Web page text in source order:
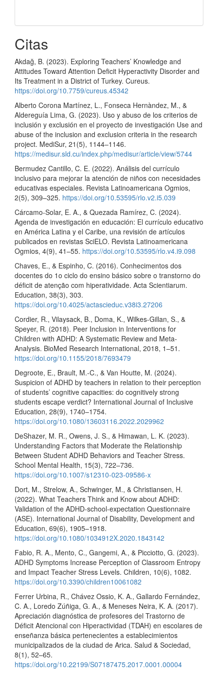
Citas
Akdağ, B. (2023). Exploring Teachers’ Knowledge and
Attitudes Toward Attention Deficit Hyperactivity Disorder and
Its Treatment in a District of Turkey. Cureus.
https://doi.org/10.7759/cureus.45342
Alberto Corona Martínez, L., Fonseca Hernàndez, M., &
Aldereguía Lima, G. (2023). Uso y abuso de los criterios de
inclusión y exclusión en el proyecto de investigación Use and
abuse of the inclusion and exclusion criteria in the research
project. MediSur, 21(5), 1144–1146.
https://medisur.sld.cu/index.php/medisur/article/view/5744
Bermudez Cantillo, C. E. (2022). Análisis del currículo
inclusivo para mejorar la atención de niños con necesidades
educativas especiales. Revista Latinoamericana Ogmios,
2(5), 309–325. https://doi.org/10.53595/rlo.v2.i5.039
Cárcamo-Solar, E. A., & Quezada Ramírez, C. (2024).
Agenda de investigación en educación: El currículo educativo
en América Latina y el Caribe, una revisión de artículos
publicados en revistas SciELO. Revista Latinoamericana
Ogmios, 4(9), 41–55. https://doi.org/10.53595/rlo.v4.i9.098
Chaves, E., & Espinho, C. (2016). Conhecimentos dos
docentes do 1o ciclo do ensino básico sobre o transtorno do
déficit de atenção com hiperatividade. Acta Scientiarum.
Education, 38(3), 303.
https://doi.org/10.4025/actascieduc.v38i3.27206
Cordier, R., Vilaysack, B., Doma, K., Wilkes-Gillan, S., &
Speyer, R. (2018). Peer Inclusion in Interventions for
Children with ADHD: A Systematic Review and Meta-
Analysis. BioMed Research International, 2018, 1–51.
https://doi.org/10.1155/2018/7693479
Degroote, E., Brault, M.-C., & Van Houtte, M. (2024).
Suspicion of ADHD by teachers in relation to their perception
of students’ cognitive capacities: do cognitively strong
students escape verdict? International Journal of Inclusive
Education, 28(9), 1740–1754.
https://doi.org/10.1080/13603116.2022.2029962
DeShazer, M. R., Owens, J. S., & Himawan, L. K. (2023).
Understanding Factors that Moderate the Relationship
Between Student ADHD Behaviors and Teacher Stress.
School Mental Health, 15(3), 722–736.
https://doi.org/10.1007/s12310-023-09586-x
Dort, M., Strelow, A., Schwinger, M., & Christiansen, H.
(2022). What Teachers Think and Know about ADHD:
Validation of the ADHD-school-expectation Questionnaire
(ASE). International Journal of Disability, Development and
Education, 69(6), 1905–1918.
https://doi.org/10.1080/1034912X.2020.1843142
Fabio, R. A., Mento, C., Gangemi, A., & Picciotto, G. (2023).
ADHD Symptoms Increase Perception of Classroom Entropy
and Impact Teacher Stress Levels. Children, 10(6), 1082.
https://doi.org/10.3390/children10061082
Ferrer Urbina, R., Chávez Ossio, K. A., Gallardo Fernández,
C. A., Loredo Zúñiga, G. A., & Meneses Neira, K. A. (2017).
Apreciación diagnóstica de profesores del Trastorno de
Déficit Atencional con Hiperactividad (TDAH) en escolares de
enseñanza básica pertenecientes a establecimientos
municipalizados de la ciudad de Arica. Salud & Sociedad,
8(1), 52–65.
https://doi.org/10.22199/S07187475.2017.0001.00004